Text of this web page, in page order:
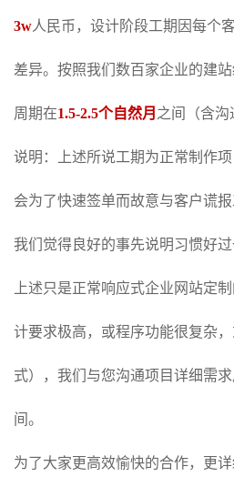
3w人民币，设计阶段工期因每个
差异。按照我们数百家企业的建
周期在1.5-2.5个自然月 之间（含沟
说明：上述所说工期为正常制作
会为了快速签单而故意与客户谎
我们觉得良好的事先说明习惯好过
上述只是正常响应式企业网站定
计要求极高，或程序功能很复杂
式），我们与您沟通项目详细需
间。
为了大家更高效愉快的合作，更